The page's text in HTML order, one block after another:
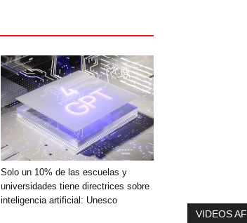
Solo un 10% de las escuelas y
universidades tiene directrices sobre
inteligencia artificial: Unesco
VIDEOS AF